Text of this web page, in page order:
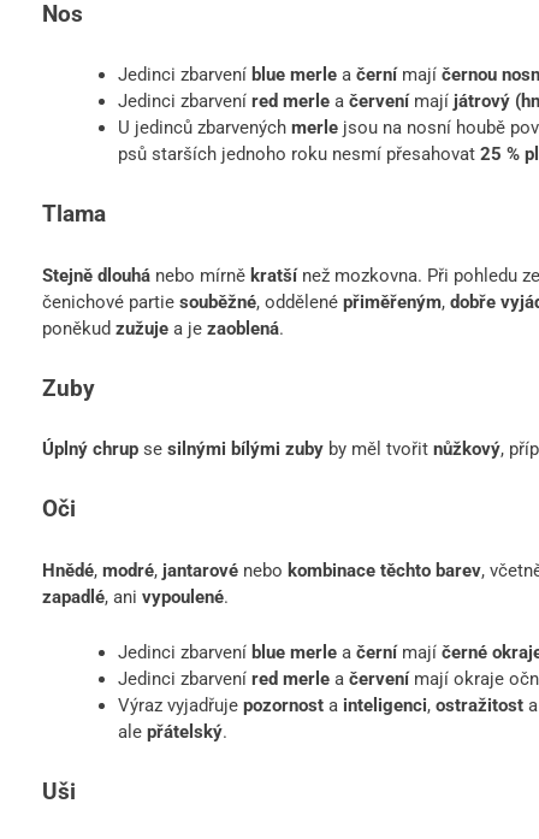
Nos
Jedinci zbarvení blue merlea černímají černou
Jedinci zbarvení red merlea červenímají játrový
U jedinců zbarvených merlejsou na nosní houbě
psů starších jednoho roku nesmí přesahovat 25 %
Tlama
Stejně dlouhá nebo mírně kratšínež mozkovna. Při pohledu
čenichové partie souběžné, oddělené přiměřeným, dobře
poněkud zužuje a je zaoblená.
Zuby
Úplný chrup se silnými bílými zuby by měl tvořit nůžkový,
Oči
Hnědé, modré, jantarové nebo kombinace těchto barev,
zapadlé, ani vypoulené.
Jedinci zbarvení blue merlea černímají černé
Jedinci zbarvení red merlea červenímají okraje
Výraz vyjadřuje pozornosta inteligenci, ostražitost
ale přátelský.
Uši